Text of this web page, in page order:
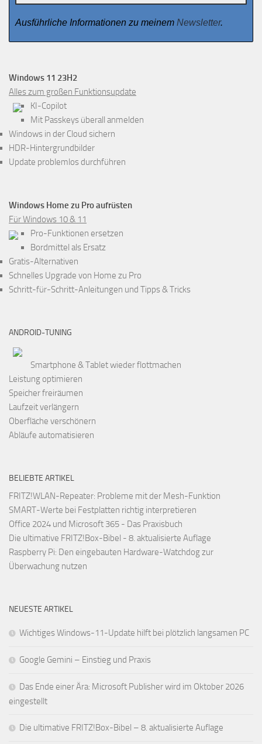
Ausführliche Informationen zu meinem Newsletter.
Windows 11 23H2
Alles zum großen Funktionsupdate
KI-Copilot
Mit Passkeys überall anmelden
Windows in der Cloud sichern
HDR-Hintergrundbilder
Update problemlos durchführen
Windows Home zu Pro aufrüsten
Für Windows 10 & 11
Pro-Funktionen ersetzen
Bordmittel als Ersatz
Gratis-Alternativen
Schnelles Upgrade von Home zu Pro
Schritt-für-Schritt-Anleitungen und Tipps & Tricks
ANDROID-TUNING
Smartphone & Tablet wieder flottmachen
Leistung optimieren
Speicher freiräumen
Laufzeit verlängern
Oberfläche verschönern
Abläufe automatisieren
BELIEBTE ARTIKEL
FRITZ!WLAN-Repeater: Probleme mit der Mesh-Funktion
SMART-Werte bei Festplatten richtig interpretieren
Office 2024 und Microsoft 365 - Das Praxisbuch
Die ultimative FRITZ!Box-Bibel - 8. aktualisierte Auflage
Raspberry Pi: Den eingebauten Hardware-Watchdog zur
Überwachung nutzen
NEUESTE ARTIKEL
Wichtiges Windows-11-Update hilft bei plötzlich langsamen PC
Google Gemini – Einstieg und Praxis
Das Ende einer Ära: Microsoft Publisher wird im Oktober 2026
eingestellt
Die ultimative FRITZ!Box-Bibel – 8. aktualisierte Auflage